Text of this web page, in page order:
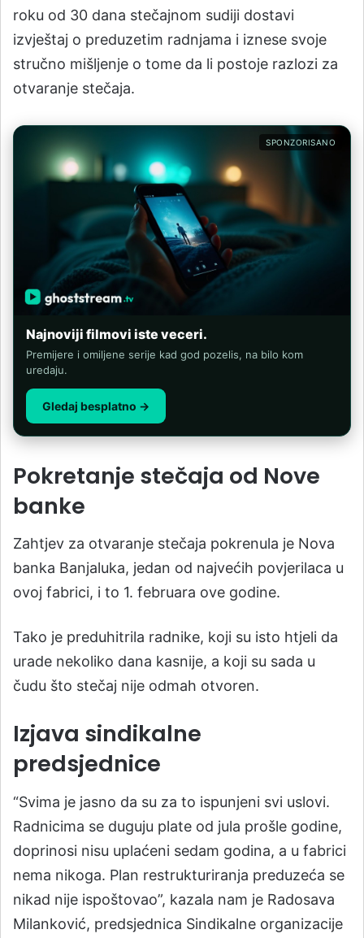
roku od 30 dana stečajnom sudiji dostavi
izvještaj o preduzetim radnjama i iznese svoje
stručno mišljenje o tome da li postoje razlozi za
otvaranje stečaja.
SPONZORISANO
Najnoviji filmovi iste veceri.
Premijere i omiljene serije kad god pozelis, na bilo kom
uredaju.
Gledaj besplatno →
Pokretanje stečaja od Nove
banke
Zahtjev za otvaranje stečaja pokrenula je Nova
banka Banjaluka, jedan od najvećih povjerilaca u
ovoj fabrici, i to 1. februara ove godine.
Tako je preduhitrila radnike, koji su isto htjeli da
urade nekoliko dana kasnije, a koji su sada u
čudu što stečaj nije odmah otvoren.
Izjava sindikalne
predsjednice
“Svima je jasno da su za to ispunjeni svi uslovi.
Radnicima se duguju plate od jula prošle godine,
doprinosi nisu uplaćeni sedam godina, a u fabrici
nema nikoga. Plan restrukturiranja preduzeća se
nikad nije ispoštovao”, kazala nam je Radosava
Milanković, predsjednica Sindikalne organizacije